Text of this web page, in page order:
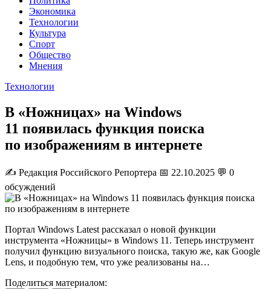
Экономика
Технологии
Культура
Спорт
Общество
Мнения
Технологии
В «Ножницах» на Windows
11 появилась функция поиска
по изображениям в интернете
✍️ Редакция Российского Репортера 📅 22.10.2025 💬 0
обсуждений
Портал Windows Latest рассказал о новой функции
инструмента «Ножницы» в Windows 11. Теперь инструмент
получил функцию визуального поиска, такую же, как Google
Lens, и подобную тем, что уже реализованы на…
Поделиться материалом: